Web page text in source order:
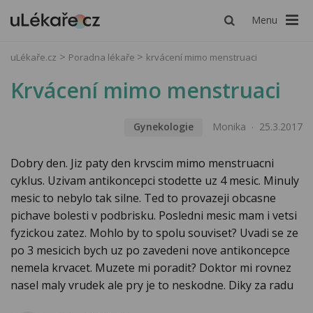
Menu
uLékaře.cz Poradna lékaře krvácení mimo menstruaci
Krvácení mimo menstruaci
Gynekologie Monika 25.3.2017
Dobry den. Jiz paty den krvscim mimo menstruacni
cyklus. Uzivam antikoncepci stodette uz 4 mesic. Minuly
mesic to nebylo tak silne. Ted to provazeji obcasne
pichave bolesti v podbrisku. Posledni mesic mam i vetsi
fyzickou zatez. Mohlo by to spolu souviset? Uvadi se ze
po 3 mesicich bych uz po zavedeni nove antikoncepce
nemela krvacet. Muzete mi poradit? Doktor mi rovnez
nasel maly vrudek ale pry je to neskodne. Diky za radu